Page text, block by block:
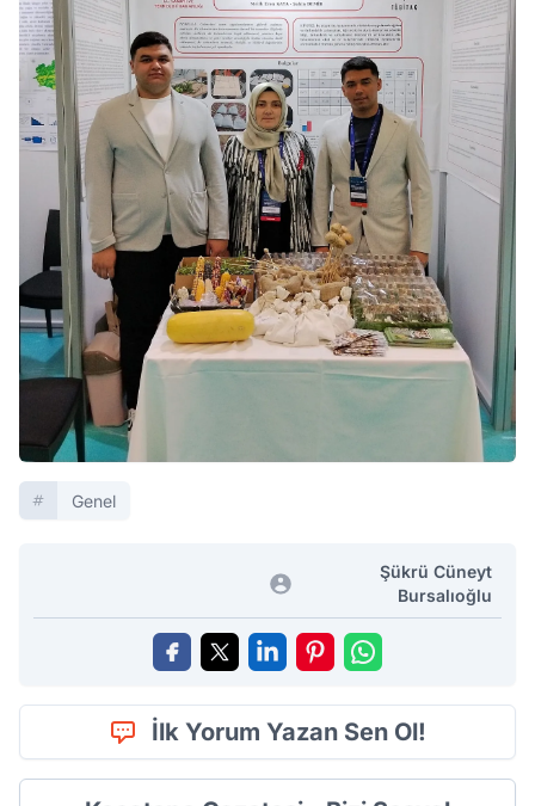
Genel
Şükrü Cüneyt
Bursalıoğlu
İlk Yorum Yazan Sen Ol!